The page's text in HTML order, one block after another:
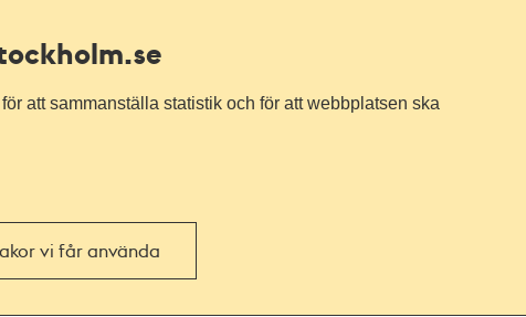
att sammanställa statistik och för att webbplatsen ska
vi får använda